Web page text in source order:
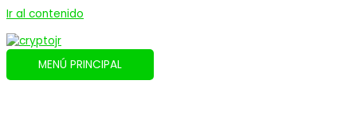
Ir al contenido
MENÚ PRINCIPAL